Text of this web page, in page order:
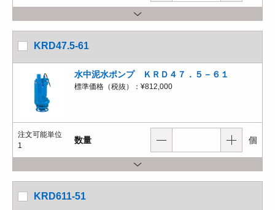
KRD47.5-61
水中泥水ポンプ ＫＲＤ４７．５－６１
標準価格（税抜）： ¥812,000
注文可能単位
1
数量 個
KRD611-51